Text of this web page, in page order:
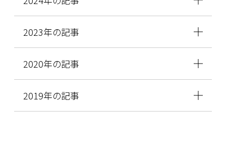
2023年の記事
2020年の記事
2019年の記事